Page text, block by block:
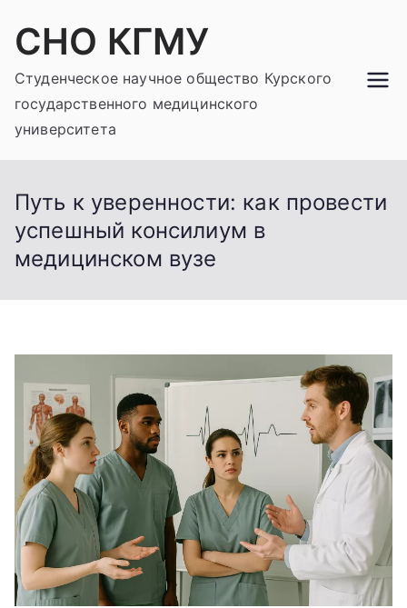
СНО КГМУ
Студенческое научное общество Курского
государственного медицинского
университета
Путь к уверенности: как провести
успешный консилиум в
медицинском вузе